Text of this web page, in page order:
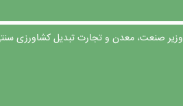
وزیر صنعت، معدن و تجارت تبدیل کشاورزی